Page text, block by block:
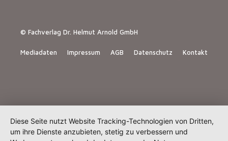
© Fachverlag Dr. Helmut Arnold GmbH
Mediadaten Impressum AGB Datenschutz Kontakt
Diese Seite nutzt Website Tracking-Technologien von Dritten,
um ihre Dienste anzubieten, stetig zu verbessern und